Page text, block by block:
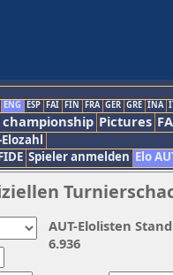
ENG ESP FAI FIN FRA GER GRE INA
championship Pictures
Spieler anmelden Elo
AUT-Elolisten
6.936